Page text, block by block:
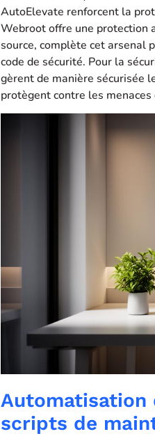
AutoElevate renforcent la
Webroot offre une protection
source, complète cet arsenal
code de sécurité. Pour la
gèrent de manière sécurisée
protègent contre les
Automatisation
scripts de